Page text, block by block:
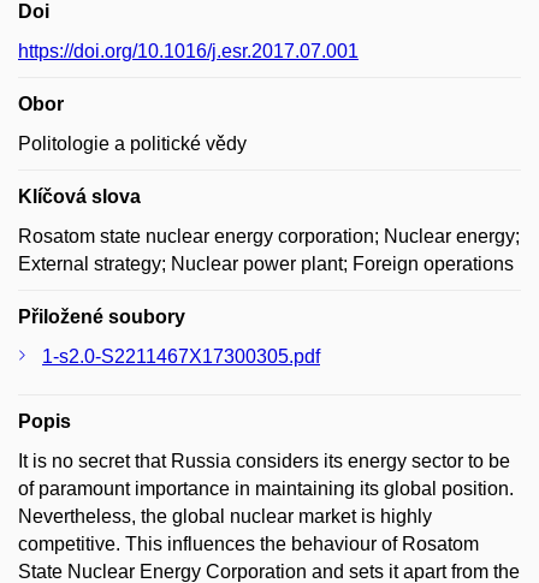
Doi
https://doi.org/10.1016/j.esr.2017.07.001
Obor
Politologie a politické vědy
Klíčová slova
Rosatom state nuclear energy corporation; Nuclear energy;
External strategy; Nuclear power plant; Foreign operations
Přiložené soubory
1-s2.0-S2211467X17300305.pdf
Popis
It is no secret that Russia considers its energy sector to be
of paramount importance in maintaining its global position.
Nevertheless, the global nuclear market is highly
competitive. This influences the behaviour of Rosatom
State Nuclear Energy Corporation and sets it apart from the